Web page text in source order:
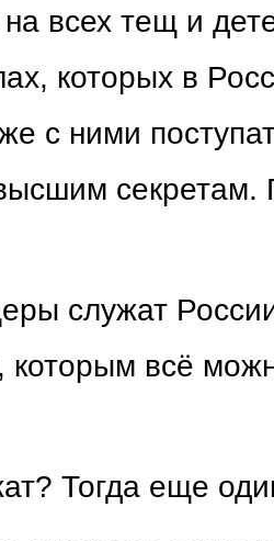
всех тещ и
которых в
с ними
секретам.
служат
которым всё
Тогда еще